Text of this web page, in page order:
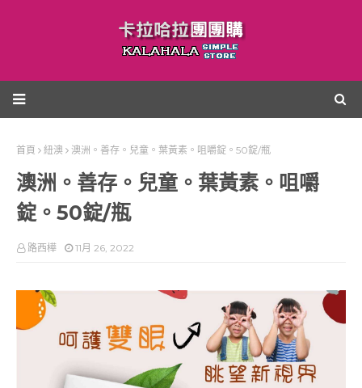
首頁 紐澳 澳洲。善存。兒童。葉黃素。咀嚼錠。50錠/瓶
澳洲。善存。兒童。葉黃素。咀嚼
錠。50錠/瓶
路西樺 11月 26, 2022